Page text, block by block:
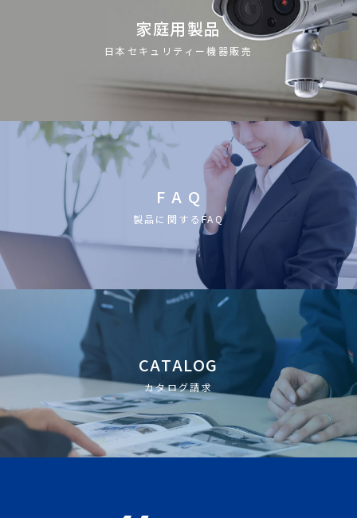
家庭用製品
日本セキュリティー機器販売
F A Q
製品に関するFAQ
CATALOG
カタログ請求